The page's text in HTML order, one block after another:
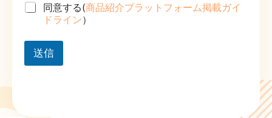
同意する(商品紹介プラットフォーム掲載ガイ
ドライン）
送信